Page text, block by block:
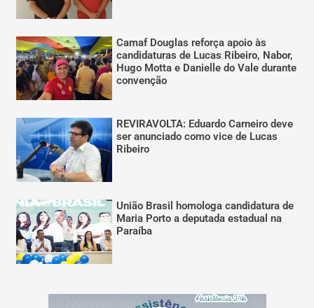
Camaf Douglas reforça apoio às
candidaturas de Lucas Ribeiro, Nabor,
Hugo Motta e Danielle do Vale durante
convenção
REVIRAVOLTA: Eduardo Carneiro deve
ser anunciado como vice de Lucas
Ribeiro
União Brasil homologa candidatura de
Maria Porto a deputada estadual na
Paraíba